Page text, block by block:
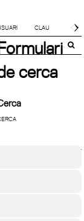
cerca